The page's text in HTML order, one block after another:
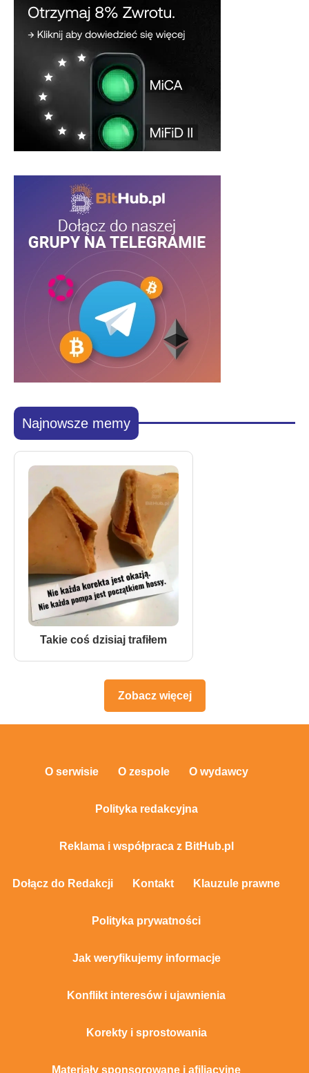
Najnowsze memy
Takie coś dzisiaj trafiłem
Zobacz więcej
O serwisie O zespole O wydawcy
Polityka redakcyjna
Reklama i współpraca z BitHub.pl
Dołącz do Redakcji Kontakt Klauzule prawne
Polityka prywatności
Jak weryfikujemy informacje
Konflikt interesów i ujawnienia
Korekty i sprostowania
Materiały sponsorowane i afiliacyjne